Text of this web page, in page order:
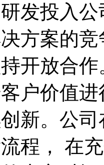
发投入
方案的
开放合
户价值
新。公
程， 在